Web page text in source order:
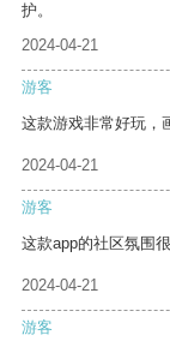
护。
2024-04-21
游客
这款游戏非常好玩，
2024-04-21
游客
这款app的社区氛围
2024-04-21
游客